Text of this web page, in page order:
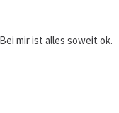
mir ist alles soweit ok.